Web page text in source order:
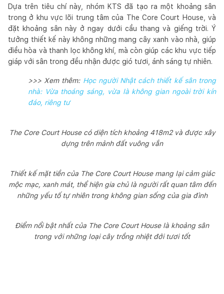
Dựa trên tiêu chí này, nhóm KTS đã tạo ra một khoảng sân
trong ở khu vực lõi trung tâm của The Core Court House, và
đặt khoảng sân này ở ngay dưới cầu thang và giếng trời. Ý
tưởng thiết kế này không những mang cây xanh vào nhà, giúp
điều hòa và thanh lọc không khí, mà còn giúp các khu vực tiếp
giáp với sân trong đều nhận được gió tươi, ánh sáng tự nhiên.
>>> Xem thêm: Học người Nhật cách thiết kế sân trong
nhà: Vừa thoáng sáng, vừa là không gian ngoài trời kín
đáo, riêng tư
The Core Court House có diện tích khoảng 418m2 và được xây
dựng trên mảnh đất vuông vắn
Thiết kế mặt tiền của The Core Court House mang lại cảm giác
mộc mạc, xanh mát, thể hiện gia chủ là người rất quan tâm đến
những yếu tố tự nhiên trong không gian sống của gia đình
Điểm nổi bật nhất của The Core Court House là khoảng sân
trong với những loại cây trồng nhiệt đới tươi tốt